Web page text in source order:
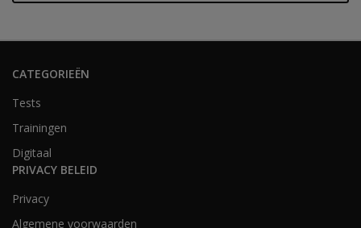
CATEGORIEËN
Tests
Trainingen
Digitaal
PRIVACY BELEID
Privacy
Algemene voorwaarden